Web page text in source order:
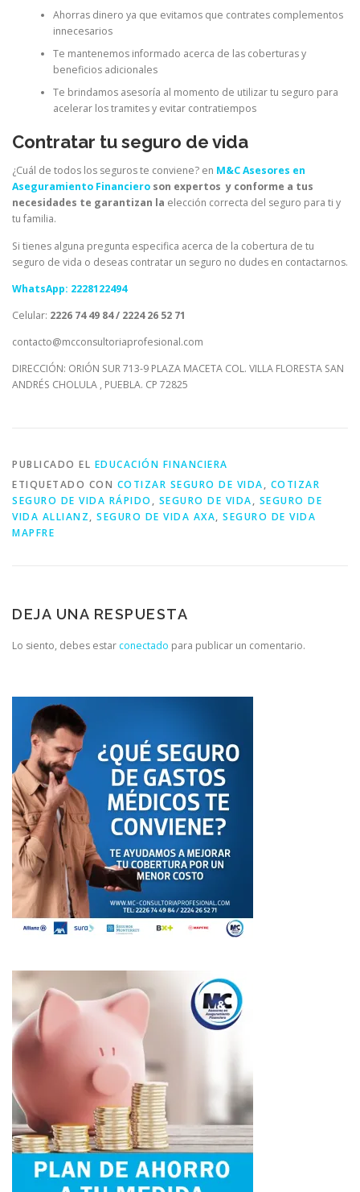
Ahorras dinero ya que evitamos que contrates complementos
innecesarios
Te mantenemos informado acerca de las coberturas y
beneficios adicionales
Te brindamos asesoría al momento de utilizar tu seguro para
acelerar los tramites y evitar contratiempos
Contratar tu seguro de vida
¿Cuál de todos los seguros te conviene? en M&C Asesores en
Aseguramiento Financiero son expertos y conforme a tus
necesidades te garantizan la elección correcta del seguro para ti y
tu familia.
Si tienes alguna pregunta especifica acerca de la cobertura de tu
seguro de vida o deseas contratar un seguro no dudes en contactarnos.
WhatsApp: 2228122494
Celular: 2226 74 49 84 / 2224 26 52 71
contacto@mcconsultoriaprofesional.com
DIRECCIÓN: ORIÓN SUR 713-9 PLAZA MACETA COL. VILLA FLORESTA SAN
ANDRÉS CHOLULA , PUEBLA. CP 72825
PUBLICADO EL EDUCACIÓN FINANCIERA
ETIQUETADO CON COTIZAR SEGURO DE VIDA, COTIZAR
SEGURO DE VIDA RÁPIDO , SEGURO DE VIDA, SEGURO DE
VIDA ALLIANZ, SEGURO DE VIDA AXA, SEGURO DE VIDA
MAPFRE
DEJA UNA RESPUESTA
Lo siento, debes estar conectado para publicar un comentario.